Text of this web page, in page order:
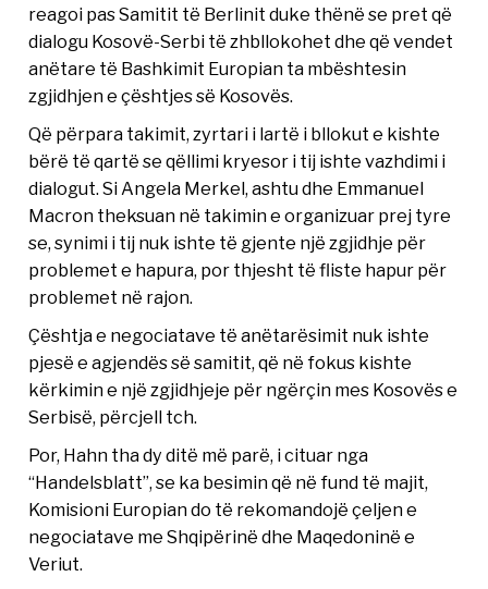
reagoi pas Samitit të Berlinit duke thënë se pret që
dialogu Kosovë-Serbi të zhbllokohet dhe që vendet
anëtare të Bashkimit Europian ta mbështesin
zgjidhjen e çështjes së Kosovës.
Që përpara takimit, zyrtari i lartë i bllokut e kishte
bërë të qartë se qëllimi kryesor i tij ishte vazhdimi i
dialogut. Si Angela Merkel, ashtu dhe Emmanuel
Macron theksuan në takimin e organizuar prej tyre
se, synimi i tij nuk ishte të gjente një zgjidhje për
problemet e hapura, por thjesht të fliste hapur për
problemet në rajon.
Çështja e negociatave të anëtarësimit nuk ishte
pjesë e agjendës së samitit, që në fokus kishte
kërkimin e një zgjidhjeje për ngërçin mes Kosovës e
Serbisë, përcjell tch.
Por, Hahn tha dy ditë më parë, i cituar nga
“Handelsblatt”, se ka besimin që në fund të majit,
Komisioni Europian do të rekomandojë çeljen e
negociatave me Shqipërinë dhe Maqedoninë e
Veriut.